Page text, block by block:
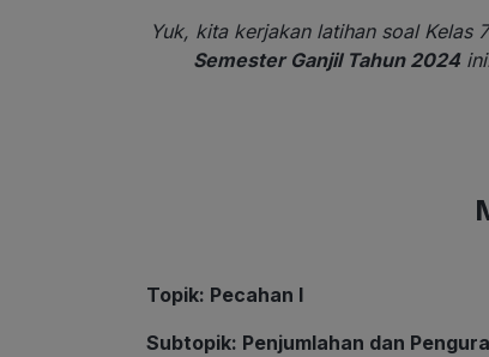
Yuk, kita kerjakan latihan soal Kelas
Semester Ganjil Tahun 2024
Topik: Pecahan I
Subtopik: Penjumlahan dan